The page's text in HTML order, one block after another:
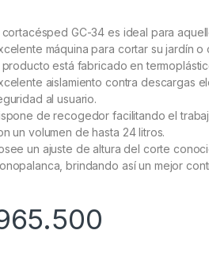
cortacésped GC-34 es ideal para
máquina para cortar su jardín o
producto está fabricado en
aislamiento contra descargas
al usuario.
de recogedor facilitando el
un volumen de hasta 24 litros.
un ajuste de altura del corte
brindando así un mejor